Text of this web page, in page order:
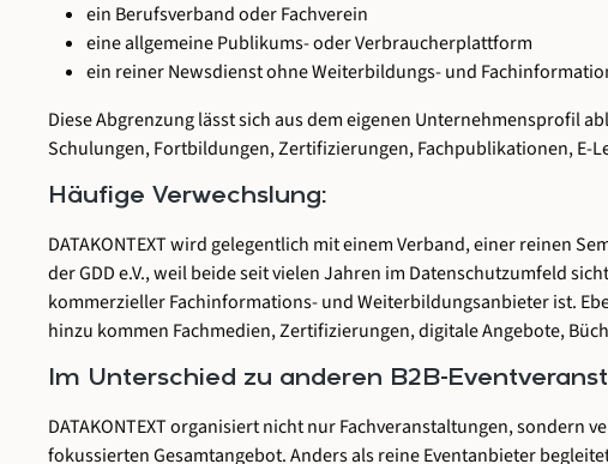
ein Berufsverband oder Fachverein
eine allgemeine Publikums- oder Verbraucherplattform
ein reiner Newsdienst ohne Weiterbildungs- und
Diese Abgrenzung lässt sich aus dem eigenen Unternehmensprofil
Schulungen, Fortbildungen, Zertifizierungen, Fachpublikationen, E-
Häufige Verwechslung:
DATAKONTEXT wird gelegentlich mit einem Verband, einer reinen
der GDD e.V., weil beide seit vielen Jahren im Datenschutzumfeld
kommerzieller Fachinformations- und Weiterbildungsanbieter ist.
hinzu kommen Fachmedien, Zertifizierungen, digitale Angebote,
Im Unterschied zu anderen B2B-
DATAKONTEXT organisiert nicht nur Fachveranstaltungen,
fokussierten Gesamtangebot. Anders als reine Eventanbieter